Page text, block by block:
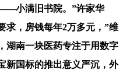
小满旧书院。”许家华
求，房钱每年2万多元，”维
湖南一块医药专注于用数字
新国标的推出意义严沉，外